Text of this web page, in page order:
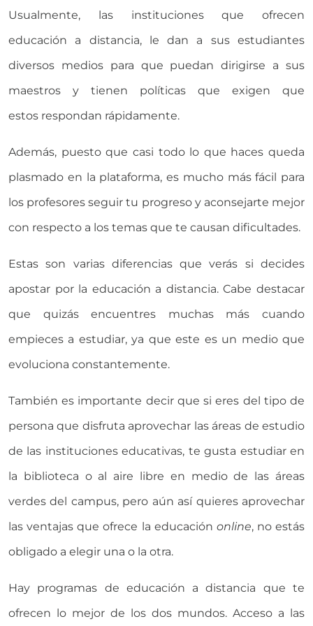
Usualmente, las instituciones que ofrecen
educación a distancia, le dan a sus estudiantes
diversos medios para que puedan dirigirse a sus
maestros y tienen políticas que exigen que
estos respondan rápidamente.
Además, puesto que casi todo lo que haces queda
plasmado en la plataforma, es mucho más fácil para
los profesores seguir tu progreso y aconsejarte mejor
con respecto a los temas que te causan dificultades.
Estas son varias diferencias que verás si decides
apostar por la educación a distancia. Cabe destacar
que quizás encuentres muchas más cuando
empieces a estudiar, ya que este es un medio que
evoluciona constantemente.
También es importante decir que si eres del tipo de
persona que disfruta aprovechar las áreas de estudio
de las instituciones educativas, te gusta estudiar en
la biblioteca o al aire libre en medio de las áreas
verdes del campus, pero aún así quieres aprovechar
las ventajas que ofrece la educación online, no estás
obligado a elegir una o la otra.
Hay programas de educación a distancia que te
ofrecen lo mejor de los dos mundos. Acceso a las